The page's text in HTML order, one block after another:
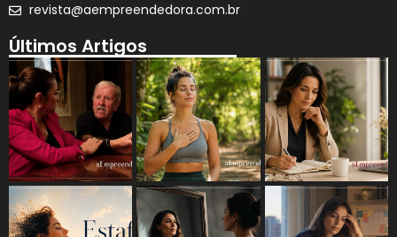
revista@aempreendedora.com.br
Últimos Artigos